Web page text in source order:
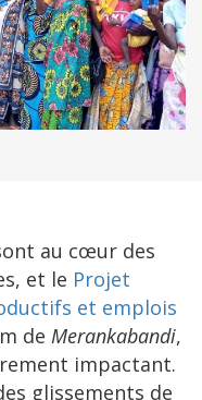
au cœur des
et le Projet
et emplois
de Merankabandi,
impactant.
glissements de